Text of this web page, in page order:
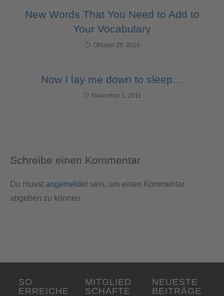
New Words That You Need to Add to
Your Vocabulary
Oktober 28, 2016
Now I lay me down to sleep…
November 1, 2011
Schreibe einen Kommentar
Du musst angemeldet sein, um einen Kommentar
abgeben zu können.
SO
ERREICHE
MITGLIED
SCHAFTE
NEUESTE
BEITRÄGE